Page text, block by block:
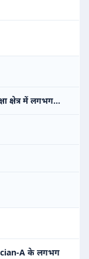
क्षेत्र में लगभग…
A के लगभग